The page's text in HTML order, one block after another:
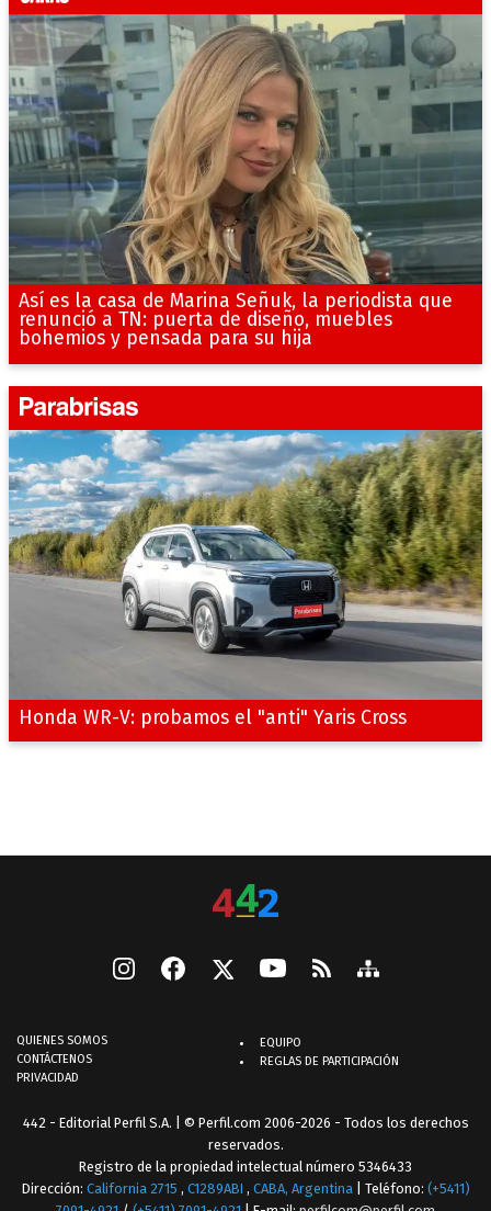
Así es la casa de Marina Señuk, la periodista que
renunció a TN: puerta de diseño, muebles
bohemios y pensada para su hija
Honda WR-V: probamos el "anti" Yaris Cross
QUIENES SOMOS
CONTÁCTENOS
PRIVACIDAD
EQUIPO
REGLAS DE PARTICIPACIÓN
442 - Editorial Perfil S.A. | © Perfil.com 2006-2026 - Todos los derechos
reservados.
Registro de la propiedad intelectual número 5346433
Dirección: California 2715 , C1289ABI , CABA, Argentina | Teléfono: (+5411)